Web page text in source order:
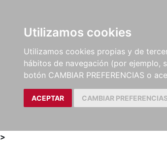
Utilizamos cookies
Utilizamos cookies propias y de
hábitos de navegación (por ejemplo,
botón CAMBIAR PREFERENCIAS o
ACEPTAR CAMBIAR
LIBROS
MÉTODOS Y
EJERCICIOS
>